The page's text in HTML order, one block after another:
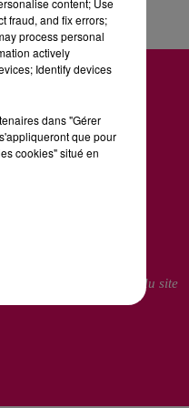
Plan du site
content; Use
fraud, and fix errors;
process personal
actively
Identify devices
dans "Gérer
que pour
cookies" situé en